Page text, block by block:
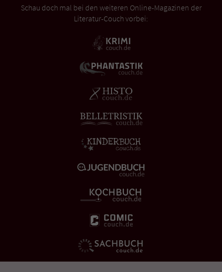
Schau doch mal bei den weiteren Online-Magazinen der
Literatur-Couch vorbei: